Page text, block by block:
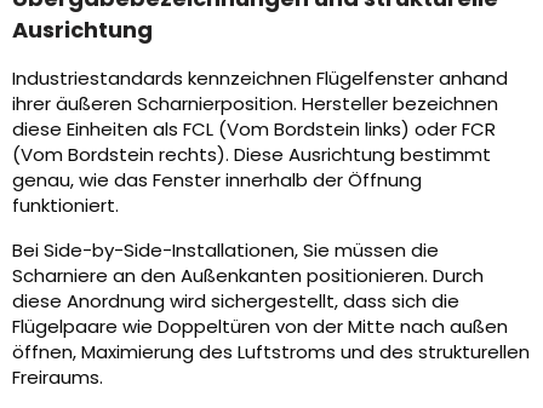
Ausrichtung
Industriestandards kennzeichnen Flügelfenster anhand
ihrer äußeren Scharnierposition. Hersteller bezeichnen
diese Einheiten als FCL (Vom Bordstein links) oder FCR
(Vom Bordstein rechts). Diese Ausrichtung bestimmt
genau, wie das Fenster innerhalb der Öffnung
funktioniert.
Bei Side-by-Side-Installationen, Sie müssen die
Scharniere an den Außenkanten positionieren. Durch
diese Anordnung wird sichergestellt, dass sich die
Flügelpaare wie Doppeltüren von der Mitte nach außen
öffnen, Maximierung des Luftstroms und des strukturellen
Freiraums.